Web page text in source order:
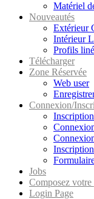
Matériel
Nouveautés
Extérieur
Intérieur
Profils
Télécharger
Zone Réservée
Web user
Connexion/
Jobs
Composez
Login Page